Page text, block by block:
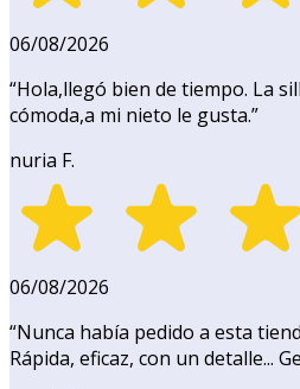
06/08/2026
“Hola,llegó bien de tiempo. La
cómoda,a mi nieto le gusta.”
nuria F.
06/08/2026
“Nunca había pedido a esta
Rápida, eficaz, con un detalle...